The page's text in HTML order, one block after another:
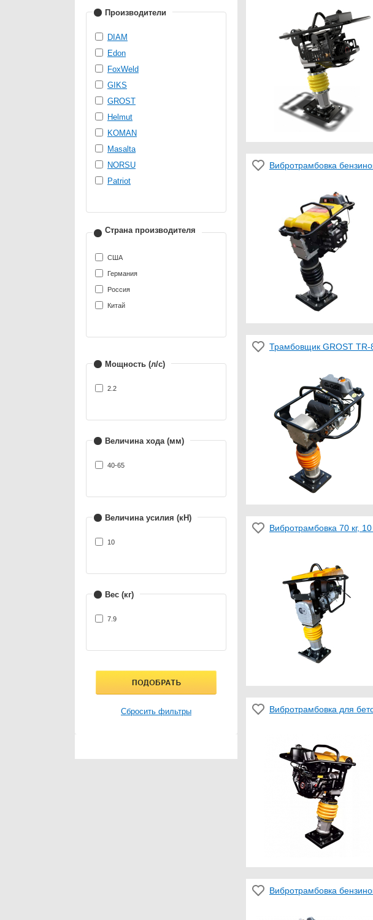
Производители
DIAM
Edon
FoxWeld
GIKS
GROST
Helmut
KOMAN
Masalta
NORSU
Patriot
Страна производителя
США
Германия
Россия
Китай
Мощность (л/с)
2.2
Величина хода (мм)
40-65
Величина усилия (кН)
10
Вес (кг)
7.9
Сбросить фильтры
Вибротрамбовка
Трамбовщик GROST TR-
Вибротрамбовка 70 кг,
Вибротрамбовка для
Вибротрамбовка